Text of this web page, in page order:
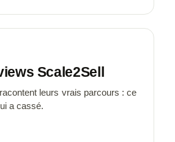
Scale2Sell
leurs vrais parcours : ce
a cassé.